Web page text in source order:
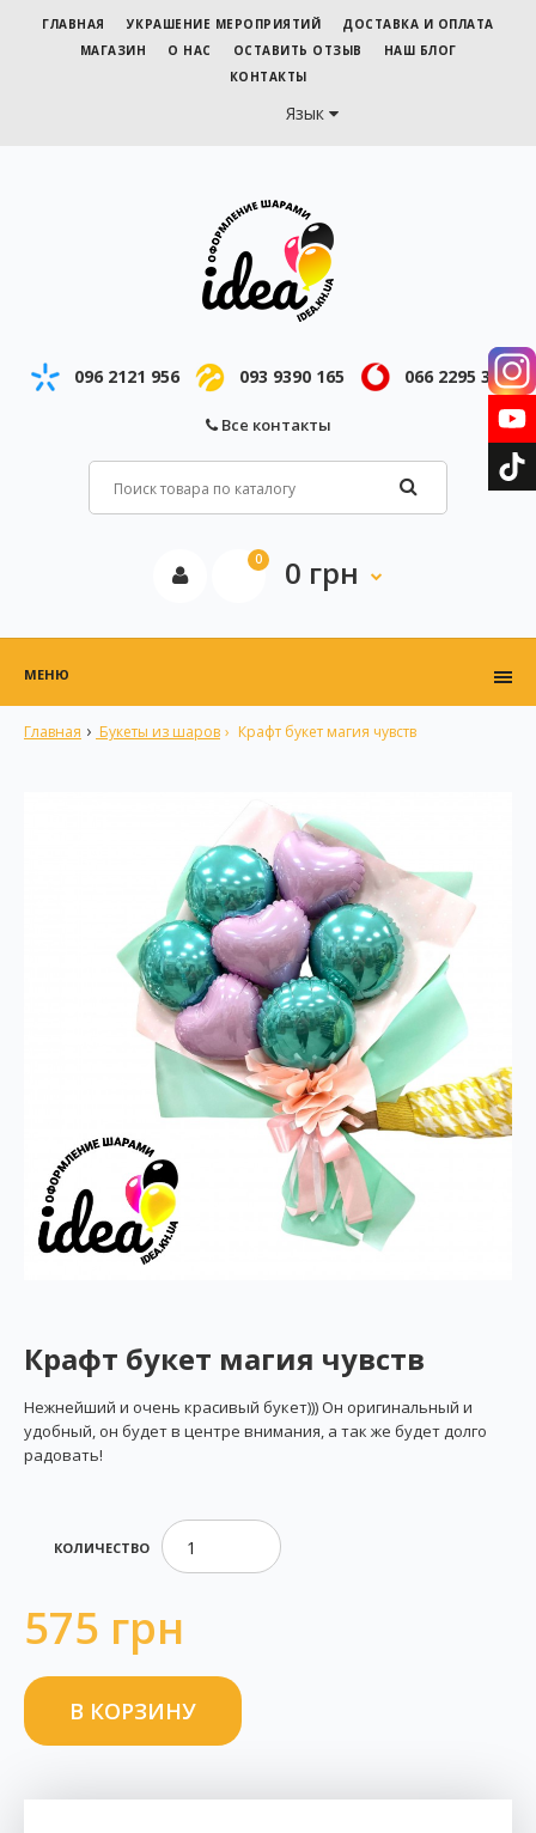
ГЛАВНАЯ УКРАШЕНИЕ МЕРОПРИЯТИЙ
ДОСТАВКА И ОПЛАТА
МАГАЗИН
О НАС ОСТАВИТЬ ОТЗЫВ
НАШ БЛОГ
КОНТАКТЫ
Язык
096 2121 956 093 9390 165 066 2295 343
Все контакты
0 0 грн
МЕНЮ
Главная Букеты из шаров Крафт букет магия чувств
Крафт букет магия чувств
Нежнейший и очень красивый букет))) Он оригинальный и
удобный, он будет в центре внимания, а так же будет долго
радовать!
КОЛИЧЕСТВО
575 грн